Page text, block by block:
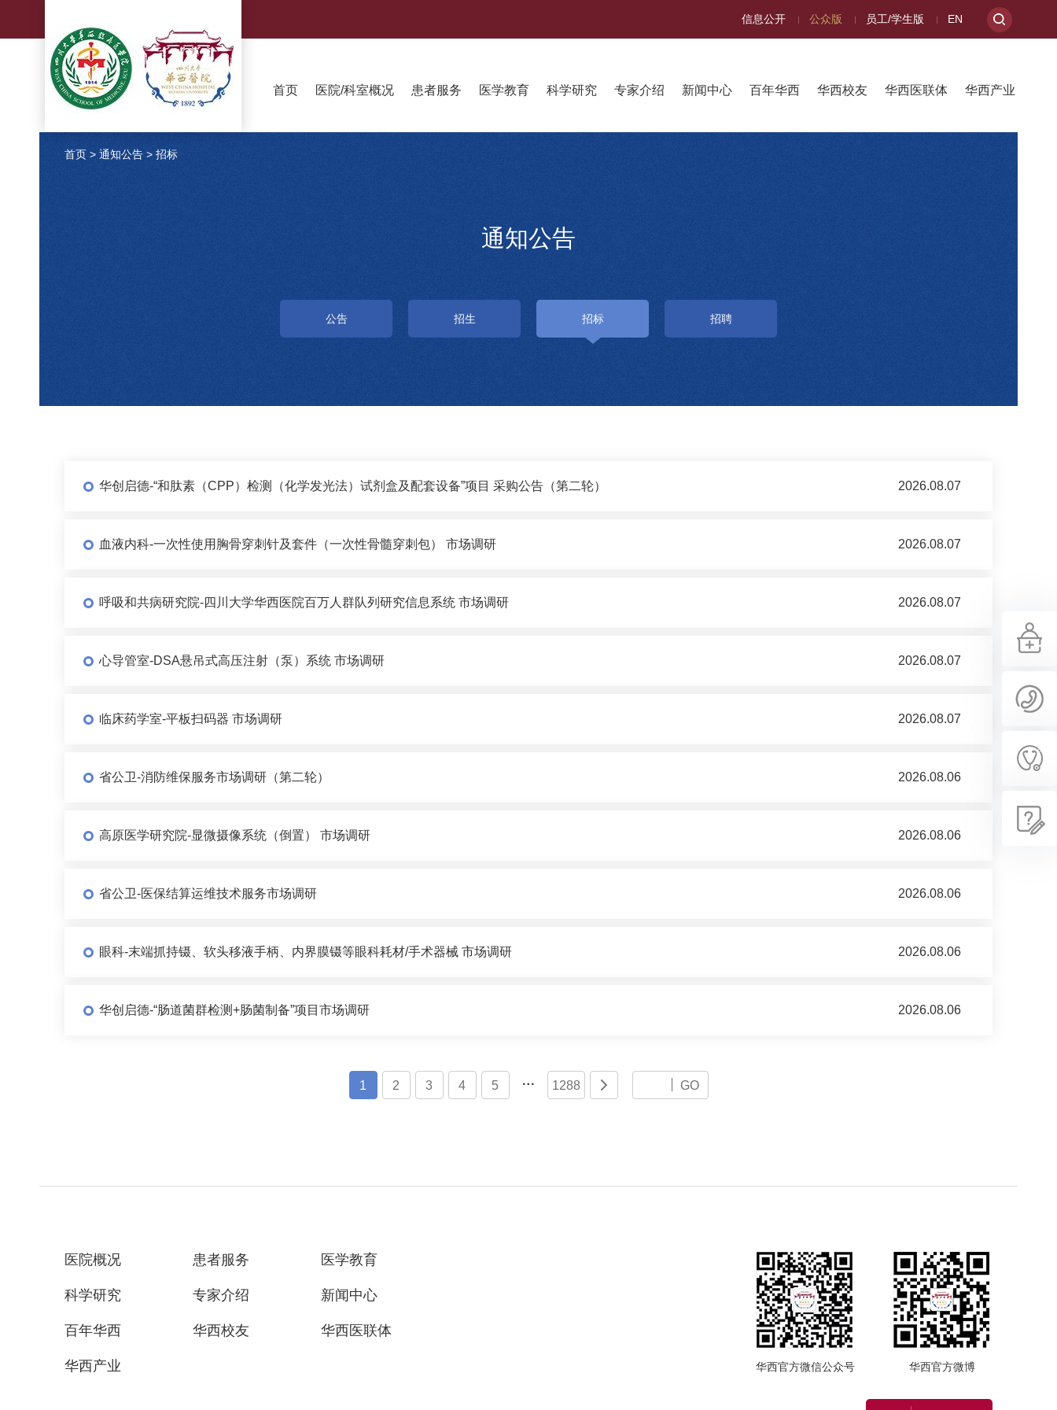
信息公开 公众版 员工/学生版 EN
首页 医院/科室概况 患者服务 医学教育 科学研究 专家介绍 新闻中心 百年华西 华西校友 华西医联体 华西产业
首页 > 通知公告 > 招标
通知公告
公告 招生 招标 招聘
华创启德-“和肽素（CPP）检测（化学发光法）试剂盒及配套设备”项目 采购公告（第二轮） 2026.08.07
血液内科-一次性使用胸骨穿刺针及套件（一次性骨髓穿刺包） 市场调研 2026.08.07
呼吸和共病研究院-四川大学华西医院百万人群队列研究信息系统 市场调研 2026.08.07
心导管室-DSA悬吊式高压注射（泵）系统 市场调研 2026.08.07
临床药学室-平板扫码器 市场调研 2026.08.07
省公卫-消防维保服务市场调研（第二轮） 2026.08.06
高原医学研究院-显微摄像系统（倒置） 市场调研 2026.08.06
省公卫-医保结算运维技术服务市场调研 2026.08.06
眼科-末端抓持镊、软头移液手柄、内界膜镊等眼科耗材/手术器械 市场调研 2026.08.06
华创启德-“肠道菌群检测+肠菌制备”项目市场调研 2026.08.06
1 2 3 4 5  1288  GO
医院概况 患者服务 医学教育
科学研究 专家介绍 新闻中心
百年华西 华西校友 华西医联体
华西产业 华西官方微信公众号 华西官方微博